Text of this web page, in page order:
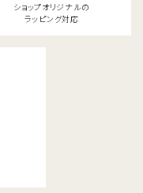
ショップオリジナルの
ラッピング対応